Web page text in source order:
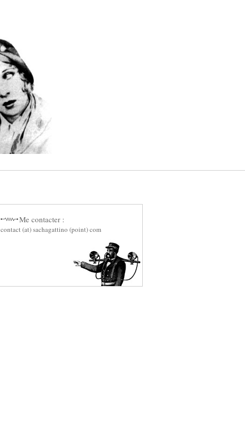
Me contacter :
contact (at) sachagattino (point) com